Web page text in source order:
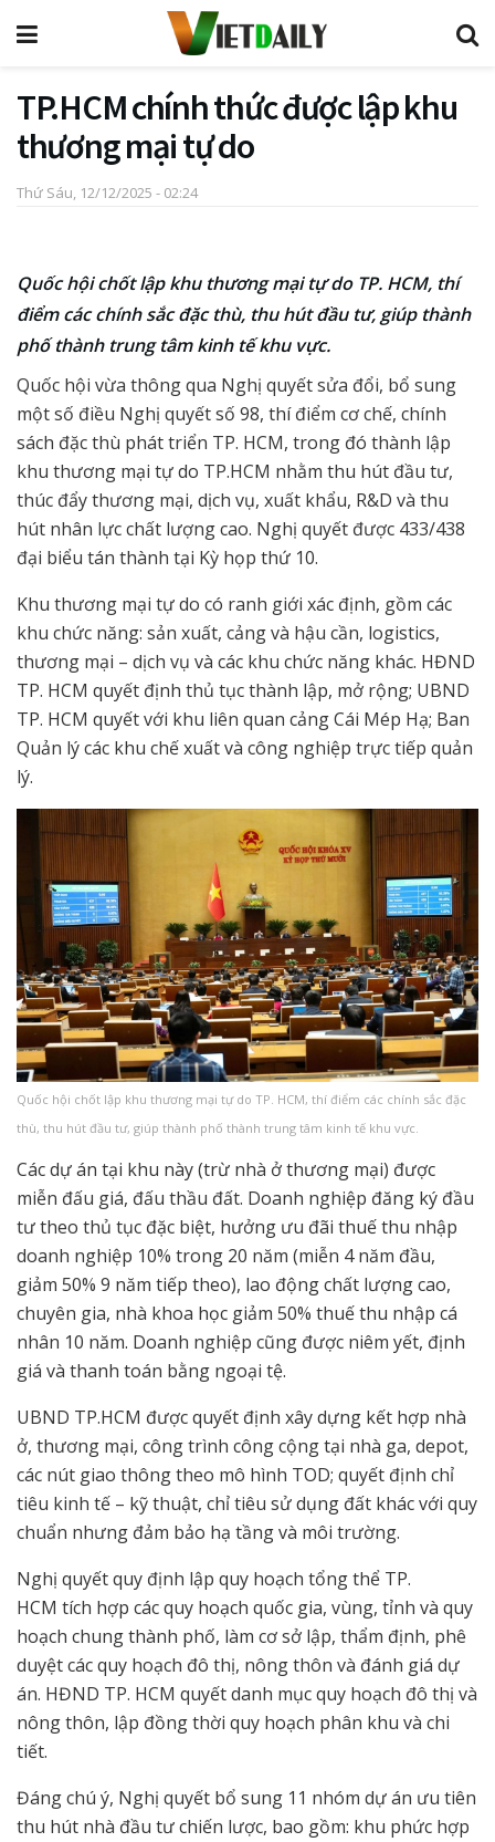
TP.HCM chính thức được lập khu
thương mại tự do
Thứ Sáu, 12/12/2025 - 02:24
Quốc hội chốt lập khu thương mại tự do TP. HCM, thí
điểm các chính sắc đặc thù, thu hút đầu tư, giúp thành
phố thành trung tâm kinh tế khu vực.
Quốc hội vừa thông qua Nghị quyết sửa đổi, bổ sung
một số điều Nghị quyết số 98, thí điểm cơ chế, chính
sách đặc thù phát triển TP. HCM, trong đó thành lập
khu thương mại tự do TP.HCM nhằm thu hút đầu tư,
thúc đẩy thương mại, dịch vụ, xuất khẩu, R&D và thu
hút nhân lực chất lượng cao. Nghị quyết được 433/438
đại biểu tán thành tại Kỳ họp thứ 10.
Khu thương mại tự do có ranh giới xác định, gồm các
khu chức năng: sản xuất, cảng và hậu cần, logistics,
thương mại – dịch vụ và các khu chức năng khác. HĐND
TP. HCM quyết định thủ tục thành lập, mở rộng; UBND
TP. HCM quyết với khu liên quan cảng Cái Mép Hạ; Ban
Quản lý các khu chế xuất và công nghiệp trực tiếp quản
lý.
Quốc hội chốt lập khu thương mại tự do TP. HCM, thí điểm các chính sắc đặc
thù, thu hút đầu tư, giúp thành phố thành trung tâm kinh tế khu vực.
Các dự án tại khu này (trừ nhà ở thương mại) được
miễn đấu giá, đấu thầu đất. Doanh nghiệp đăng ký đầu
tư theo thủ tục đặc biệt, hưởng ưu đãi thuế thu nhập
doanh nghiệp 10% trong 20 năm (miễn 4 năm đầu,
giảm 50% 9 năm tiếp theo), lao động chất lượng cao,
chuyên gia, nhà khoa học giảm 50% thuế thu nhập cá
nhân 10 năm. Doanh nghiệp cũng được niêm yết, định
giá và thanh toán bằng ngoại tệ.
UBND TP.HCM được quyết định xây dựng kết hợp nhà
ở, thương mại, công trình công cộng tại nhà ga, depot,
các nút giao thông theo mô hình TOD; quyết định chỉ
tiêu kinh tế – kỹ thuật, chỉ tiêu sử dụng đất khác với quy
chuẩn nhưng đảm bảo hạ tầng và môi trường.
Nghị quyết quy định lập quy hoạch tổng thể TP.
HCM tích hợp các quy hoạch quốc gia, vùng, tỉnh và quy
hoạch chung thành phố, làm cơ sở lập, thẩm định, phê
duyệt các quy hoạch đô thị, nông thôn và đánh giá dự
án. HĐND TP. HCM quyết danh mục quy hoạch đô thị và
nông thôn, lập đồng thời quy hoạch phân khu và chi
tiết.
Đáng chú ý, Nghị quyết bổ sung 11 nhóm dự án ưu tiên
thu hút nhà đầu tư chiến lược, bao gồm: khu phức hợp